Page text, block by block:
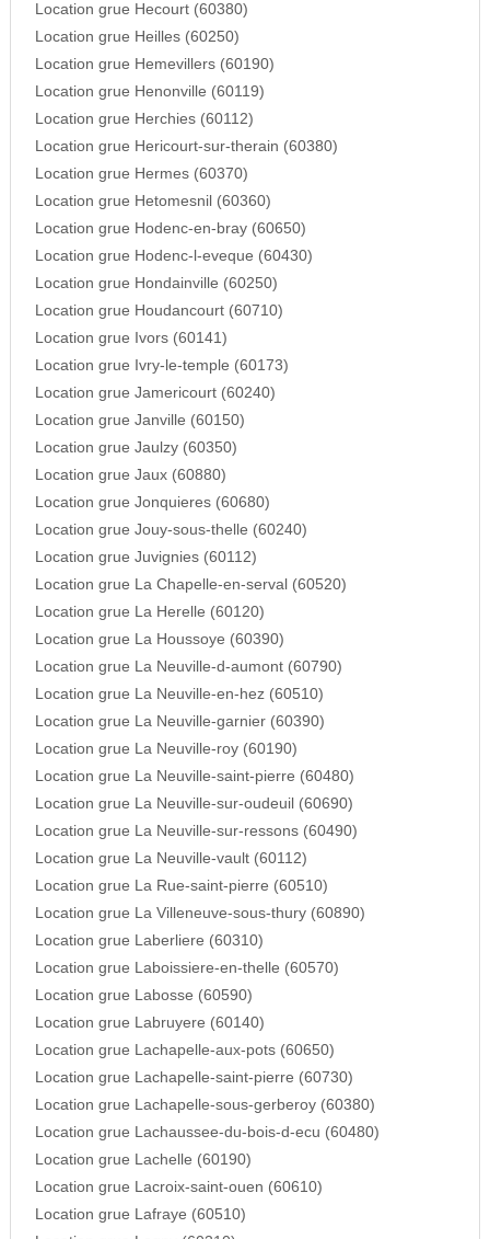
Location grue Hecourt (60380)
Location grue Heilles (60250)
Location grue Hemevillers (60190)
Location grue Henonville (60119)
Location grue Herchies (60112)
Location grue Hericourt-sur-therain (60380)
Location grue Hermes (60370)
Location grue Hetomesnil (60360)
Location grue Hodenc-en-bray (60650)
Location grue Hodenc-l-eveque (60430)
Location grue Hondainville (60250)
Location grue Houdancourt (60710)
Location grue Ivors (60141)
Location grue Ivry-le-temple (60173)
Location grue Jamericourt (60240)
Location grue Janville (60150)
Location grue Jaulzy (60350)
Location grue Jaux (60880)
Location grue Jonquieres (60680)
Location grue Jouy-sous-thelle (60240)
Location grue Juvignies (60112)
Location grue La Chapelle-en-serval (60520)
Location grue La Herelle (60120)
Location grue La Houssoye (60390)
Location grue La Neuville-d-aumont (60790)
Location grue La Neuville-en-hez (60510)
Location grue La Neuville-garnier (60390)
Location grue La Neuville-roy (60190)
Location grue La Neuville-saint-pierre (60480)
Location grue La Neuville-sur-oudeuil (60690)
Location grue La Neuville-sur-ressons (60490)
Location grue La Neuville-vault (60112)
Location grue La Rue-saint-pierre (60510)
Location grue La Villeneuve-sous-thury (60890)
Location grue Laberliere (60310)
Location grue Laboissiere-en-thelle (60570)
Location grue Labosse (60590)
Location grue Labruyere (60140)
Location grue Lachapelle-aux-pots (60650)
Location grue Lachapelle-saint-pierre (60730)
Location grue Lachapelle-sous-gerberoy (60380)
Location grue Lachaussee-du-bois-d-ecu (60480)
Location grue Lachelle (60190)
Location grue Lacroix-saint-ouen (60610)
Location grue Lafraye (60510)